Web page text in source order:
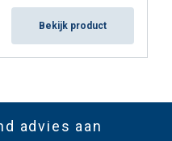
Bekijk product
advies aan